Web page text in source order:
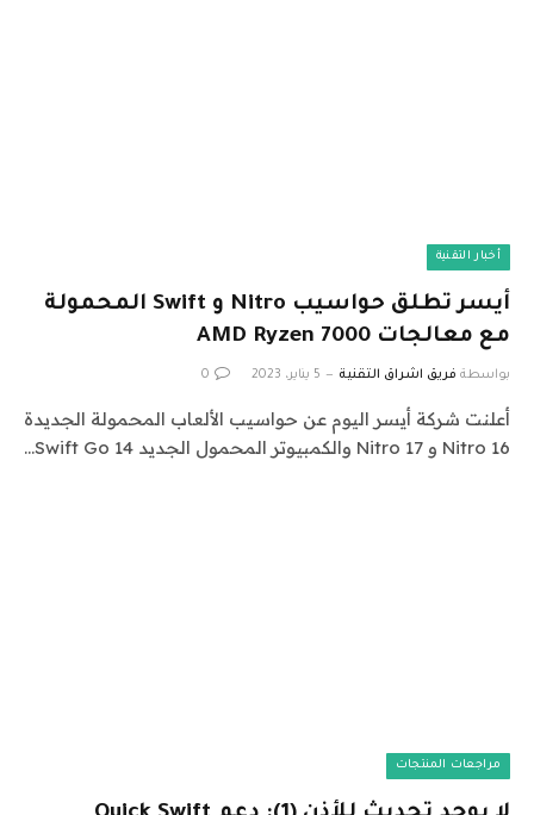
أخبار التقنية
أيسر تطلق حواسيب Nitro و Swift المحمولة
مع معالجات AMD Ryzen 7000
بواسطة فريق اشراق التقنية 5 يناير، 2023 0
أعلنت شركة أيسر اليوم عن حواسيب الألعاب المحمولة الجديدة
Nitro 16 و Nitro 17 والكمبيوتر المحمول الجديد Swift Go 14…
مراجعات المنتجات